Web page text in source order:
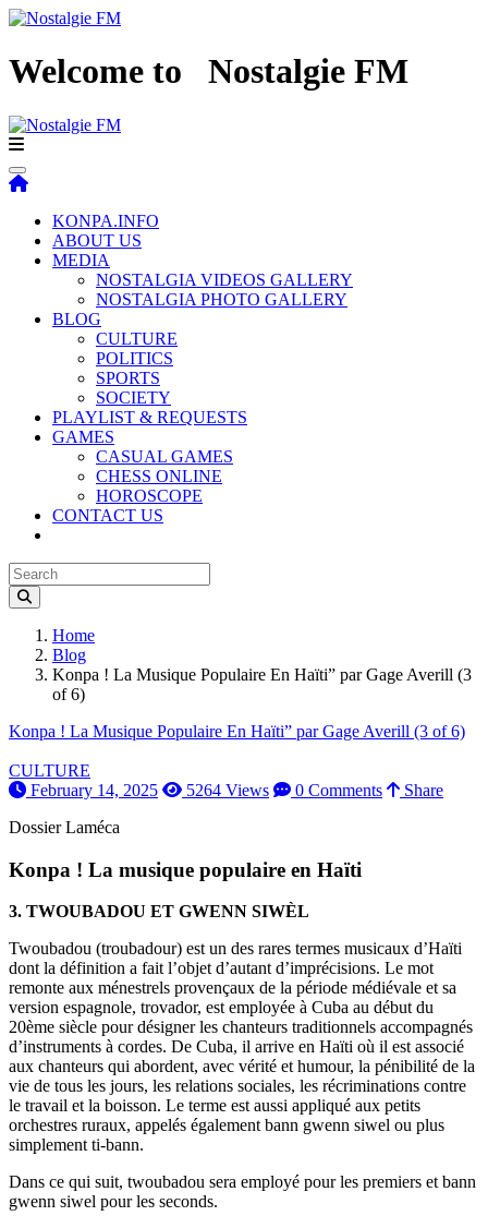
Welcome to Nostalgie FM
KONPA.INFO
ABOUT US
MEDIA
NOSTALGIA VIDEOS GALLERY
NOSTALGIA PHOTO GALLERY
BLOG
CULTURE
POLITICS
SPORTS
SOCIETY
PLAYLIST & REQUESTS
GAMES
CASUAL GAMES
CHESS ONLINE
HOROSCOPE
CONTACT US
Home
Blog
Konpa ! La Musique Populaire En Haïti” par Gage Averill (3
of 6)
Konpa ! La Musique Populaire En Haïti” par Gage Averill (3 of 6)
CULTURE
February 14, 2025
5264 Views 0 Comments
Share
Dossier Laméca
Konpa ! La musique populaire en Haïti
3. TWOUBADOU ET GWENN SIWÈL
Twoubadou (troubadour) est un des rares termes musicaux d’Haïti
dont la définition a fait l’objet d’autant d’imprécisions. Le mot
remonte aux ménestrels provençaux de la période médiévale et sa
version espagnole, trovador, est employée à Cuba au début du
20ème siècle pour désigner les chanteurs traditionnels accompagnés
d’instruments à cordes. De Cuba, il arrive en Haïti où il est associé
aux chanteurs qui abordent, avec vérité et humour, la pénibilité de la
vie de tous les jours, les relations sociales, les récriminations contre
le travail et la boisson. Le terme est aussi appliqué aux petits
orchestres ruraux, appelés également bann gwenn siwel ou plus
simplement ti-bann.
Dans ce qui suit, twoubadou sera employé pour les premiers et bann
gwenn siwel pour les seconds.